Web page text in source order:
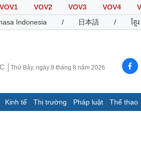
VOV1 VOV2 VOV3 VOV4
Indonesia / 日本語 / ខ្មែរ
Thứ Bảy, ngày 8 tháng 8 năm 2026
Kinh tế Thị trường Pháp luật Thể thao